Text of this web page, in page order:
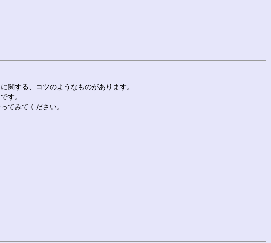
関する、コツのようなものがあります。
す。
てみてください。